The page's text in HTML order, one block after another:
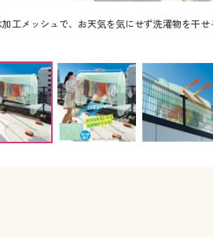
工メッシュで、お天気を気にせず洗濯物を干